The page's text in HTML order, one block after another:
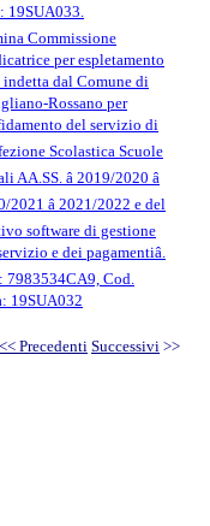
19SUA033.
Commissione
per espletamento
indetta dal Comune di
Rossano per
del servizio di
Scolastica Scuole
AA.SS. â 2019/2020 â
2021 â 2021/2022 e del
software di gestione
e dei pagamentiâ.
7983534CA9, Cod.
19SUA032
<< Precedenti Successivi >>